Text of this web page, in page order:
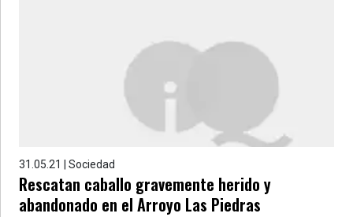
31.05.21 | Sociedad
Rescatan caballo gravemente herido y
abandonado en el Arroyo Las Piedras